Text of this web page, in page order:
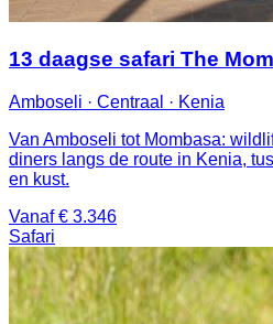
13 daagse safari The
Amboseli · Centraal · Kenia
Van Amboseli tot Mombasa:
diners langs de route in Kenia,
en kust.
Vanaf € 3.346
Safari